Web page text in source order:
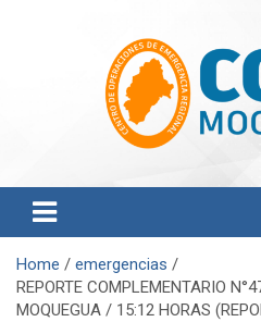
COER
Home
emergencias
REPORTE COMPLEMENTARIO
MOQUEGUA / 15:12 HORAS